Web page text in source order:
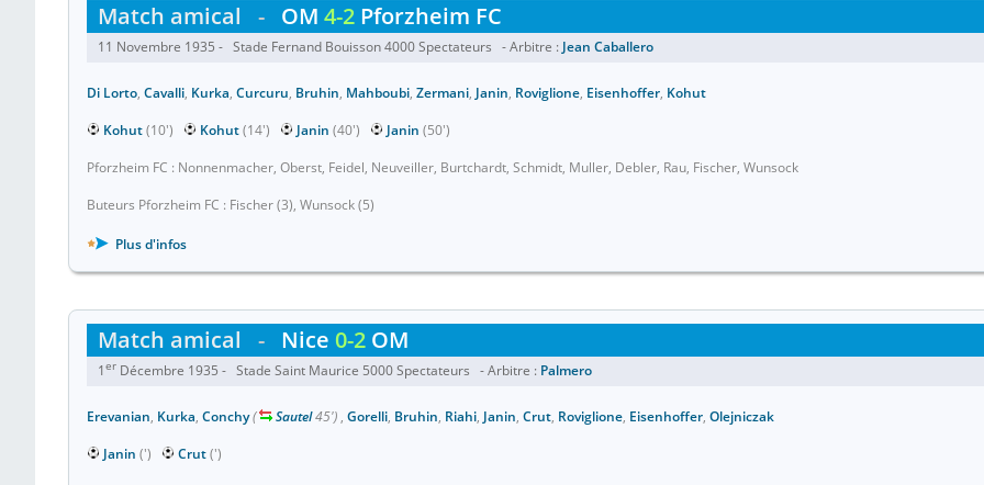
Match amical - OM 4-2 Pforzheim FC
11 Novembre 1935 - Stade Fernand Bouisson 4000 Spectateurs - Arbitre : Jean Caballero
Di Lorto, Cavalli, Kurka, Curcuru, Bruhin, Mahboubi, Zermani, Janin, Roviglione, Eisenhoffer, Kohut
Kohut(10') Kohut(14') Janin (40') Janin (50')
Pforzheim FC : Nonnenmacher, Oberst, Feidel, Neuveiller, Burtchardt, Schmidt, Muller, Debler, Rau, Fischer, Wunsock
Buteurs Pforzheim FC : Fischer (3), Wunsock (5)
Plus d'infos
Match amical - Nice 0-2 OM
1er Décembre 1935 - Stade Saint Maurice 5000 Spectateurs - Arbitre : Palmero
Erevanian, Kurka, Conchy( Sautel45') , Gorelli, Bruhin, Riahi, Janin, Crut, Roviglione, Eisenhoffer, Olejniczak
Janin (') Crut(')